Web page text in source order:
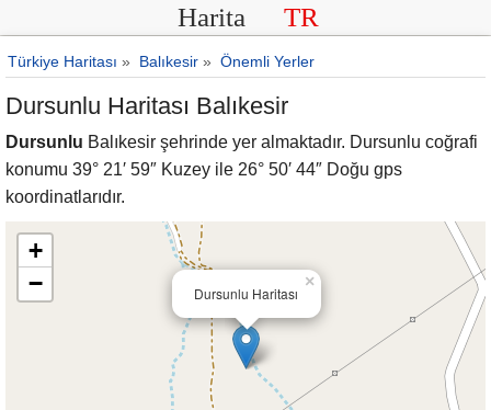
Harita TR
Türkiye Haritası » Balıkesir » Önemli Yerler
Dursunlu Haritası Balıkesir
Dursunlu Balıkesir şehrinde yer almaktadır. Dursunlu coğrafi
konumu 39° 21′ 59″ Kuzey ile 26° 50′ 44″ Doğu gps
koordinatlarıdır.
Dursunlu Haritası
×
+
−